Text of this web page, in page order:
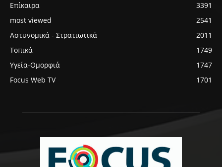
Επίκαιρα
3391
most viewed
2541
Αστυνομικά - Στρατιωτικά
2011
Τοπικά
1749
Υγεία-Ομορφιά
1747
Focus Web TV
1701